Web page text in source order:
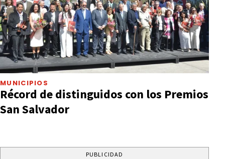
MUNICIPIOS
Récord de distinguidos con los Premios
San Salvador
PUBLICIDAD